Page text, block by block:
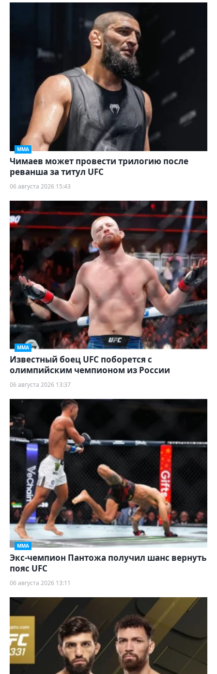
ММА
Чимаев может провести трилогию после
реванша за титул UFC
06 августа 2026 15:43
ММА
Известный боец UFC поборется с
олимпийским чемпионом из России
06 августа 2026 13:37
ММА
Экс-чемпион Пантожа получил шанс вернуть
пояс UFC
06 августа 2026 13:11